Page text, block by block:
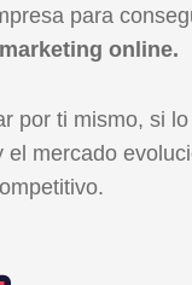
para
marketing online.
por ti mismo, si
mercado